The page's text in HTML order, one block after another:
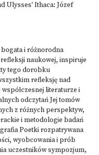
Ulysses' Ithaca: Józef
i różnorodna
naukowej, inspiruje
tego dorobku
refleksję nad
literaturze i
odczytań Jej tomów
z różnych perspektyw,
i metodologie badań
Poetki rozpatrywana
wyobcowania i prób
uczestników sympozjum,